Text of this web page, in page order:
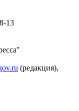
13
(редакция),